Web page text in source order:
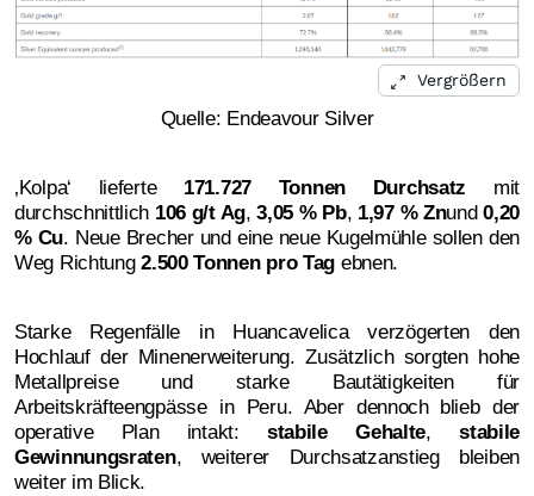
Vergrößern
Quelle: Endeavour Silver
‚Kolpa‘ lieferte 171.727 Tonnen Durchsatz mit
durchschnittlich 106 g/t Ag,3,05 % Pb, 1,97 % Znund0,20
% Cu. Neue Brecher und eine neue Kugelmühle sollen den
Weg Richtung2.500 Tonnen pro Tag ebnen.
Starke Regenfälle in Huancavelica verzögerten den
Hochlauf der Minenerweiterung. Zusätzlich sorgten hohe
Metallpreise und starke Bautätigkeiten für
Arbeitskräfteengpässe in Peru. Aber dennoch blieb der
operative Plan intakt: stabile Gehalte,stabile
Gewinnungsraten, weiterer Durchsatzanstieg bleiben
weiter im Blick.